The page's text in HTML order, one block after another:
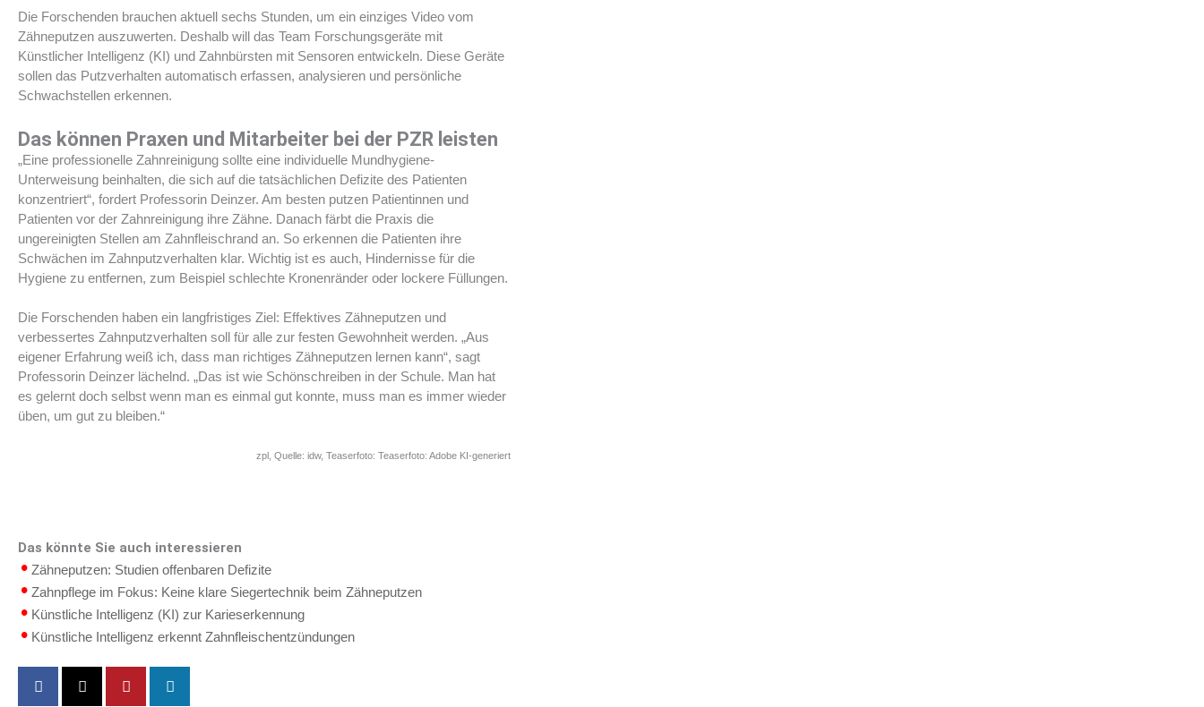
Die Forschenden brauchen aktuell sechs Stunden, um ein einziges Video vom
Zähneputzen auszuwerten. Deshalb will das Team Forschungsgeräte mit
Künstlicher Intelligenz (KI) und Zahnbürsten mit Sensoren entwickeln. Diese Geräte
sollen das Putzverhalten automatisch erfassen, analysieren und persönliche
Schwachstellen erkennen.
Das können Praxen und Mitarbeiter bei der PZR leisten
„Eine professionelle Zahnreinigung sollte eine individuelle Mundhygiene-
Unterweisung beinhalten, die sich auf die tatsächlichen Defizite des Patienten
konzentriert“, fordert Professorin Deinzer. Am besten putzen Patientinnen und
Patienten vor der Zahnreinigung ihre Zähne. Danach färbt die Praxis die
ungereinigten Stellen am Zahnfleischrand an. So erkennen die Patienten ihre
Schwächen im Zahnputzverhalten klar. Wichtig ist es auch, Hindernisse für die
Hygiene zu entfernen, zum Beispiel schlechte Kronenränder oder lockere Füllungen.
Die Forschenden haben ein langfristiges Ziel: Effektives Zähneputzen und
verbessertes Zahnputzverhalten soll für alle zur festen Gewohnheit werden. „Aus
eigener Erfahrung weiß ich, dass man richtiges Zähneputzen lernen kann“, sagt
Professorin Deinzer lächelnd. „Das ist wie Schönschreiben in der Schule. Man hat
es gelernt doch selbst wenn man es einmal gut konnte, muss man es immer wieder
üben, um gut zu bleiben.“
zpl, Quelle: idw, Teaserfoto: Teaserfoto: Adobe KI-generiert
Das könnte Sie auch interessieren
Zähneputzen: Studien offenbaren Defizite
Zahnpflege im Fokus: Keine klare Siegertechnik beim Zähneputzen
Künstliche Intelligenz (KI) zur Karieserkennung
Künstliche Intelligenz erkennt Zahnfleischentzündungen